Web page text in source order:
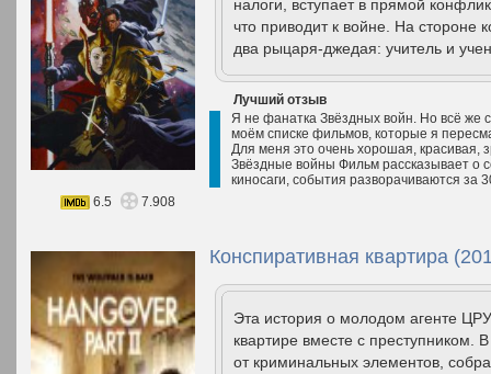
налоги, вступает в прямой
что приводит к войне. На стороне
два рыцаря-джедая: учитель и
Лучший отзыв
Я не фанатка Звёздных войн. Но всё же
моём списке фильмов, которые я
Для меня это очень хорошая,
Звёздные войны Фильм рассказывает о
киносаги, события разворачиваются за
6.5
7.908
Конспиративная квартира
Эта история о молодом агенте
квартире вместе с преступником.
от криминальных элементов,